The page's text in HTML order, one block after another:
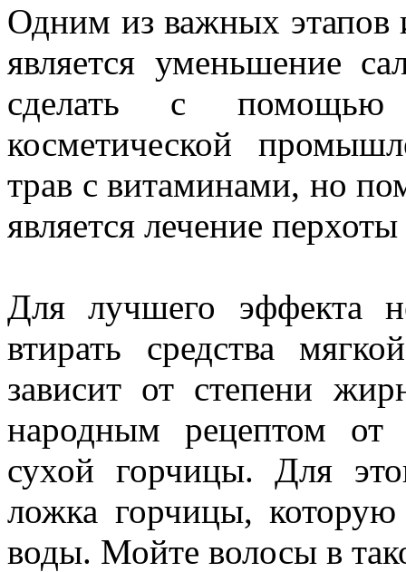
Одним из важных этапов
является уменьшение
сделать с помощью
косметической
трав с витаминами, но
является лечение
Для лучшего эффекта
втирать средства
зависит от степени
народным рецептом от
сухой горчицы. Для
ложка горчицы,
воды. Мойте волосы в